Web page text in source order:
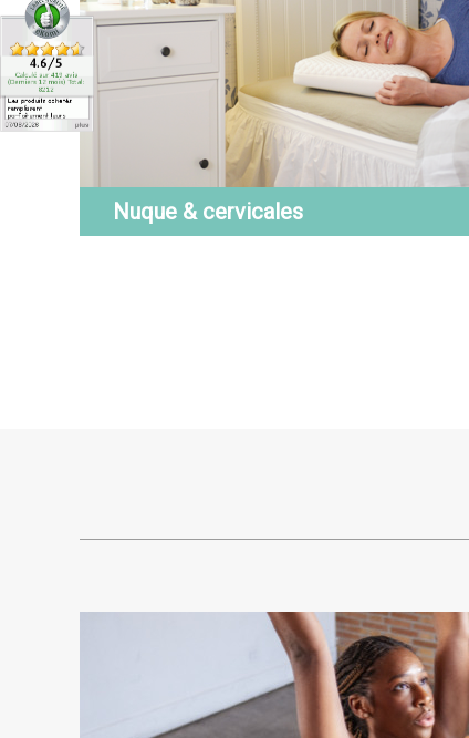
Nuque & cervicales
Nuque & cervicales